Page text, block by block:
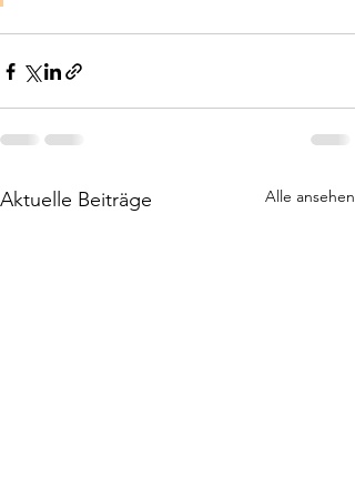
Aktuelle Beiträge Alle ansehen